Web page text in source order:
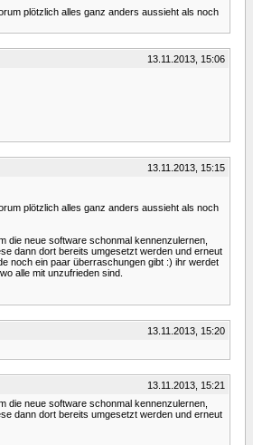
plötzlich alles ganz anders aussieht als noch
13.11.2013, 15:06
13.11.2013, 15:15
plötzlich alles ganz anders aussieht als noch
die neue software schonmal kennenzulernen,
dann dort bereits umgesetzt werden und erneut
noch ein paar überraschungen gibt :) ihr werdet
alle mit unzufrieden sind.
13.11.2013, 15:20
13.11.2013, 15:21
die neue software schonmal kennenzulernen,
dann dort bereits umgesetzt werden und erneut